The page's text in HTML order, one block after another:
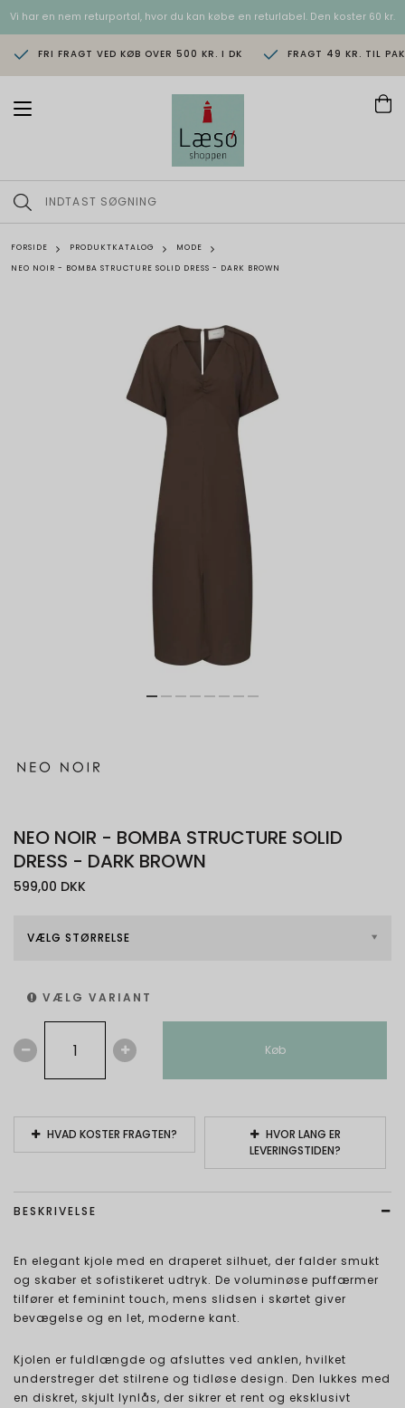
Vi har en nem returportal, hvor du kan købe en returlabel. Den koster 60 kr.
FRI FRAGT VED KØB OVER 500 KR. I DK FRAGT 49 KR. TIL
T
n
a
i
g
FORSIDE PRODUKTKATALOG
MODE
NEO NOIR - BOMBA STRUCTURE SOLID DRESS - DARK BROWN
NEO NOIR - BOMBA STRUCTURE SOLID
DRESS - DARK BROWN
599,00 DKK
VÆLG STØRRELSE
VÆLG VARIANT
Køb
HVAD KOSTER FRAGTEN?
HVOR LANG ER
LEVERINGSTIDEN?
BESKRIVELSE
En elegant kjole med en draperet silhuet, der falder smukt
og skaber et sofistikeret udtryk. De voluminøse puffærmer
tilfører et feminint touch, mens slidsen i skørtet giver
bevægelse og en let, moderne kant.
Kjolen er fuldlængde og afsluttes ved anklen, hvilket
understreger det stilrene og tidløse design. Den lukkes med
en diskret, skjult lynlås, der sikrer et rent og eksklusivt